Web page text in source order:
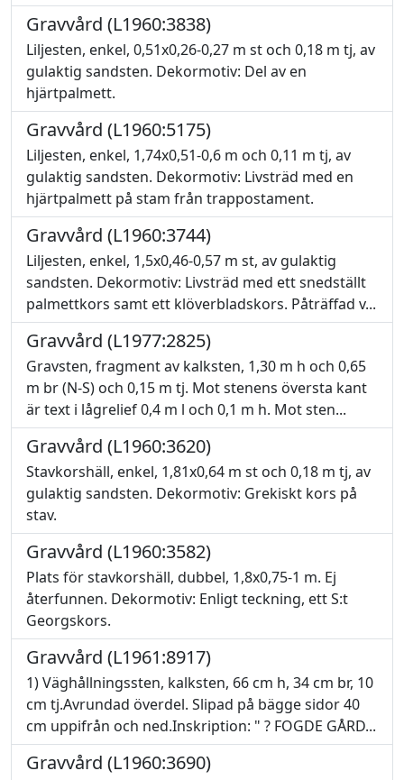
Gravvård (L1960:3838)
Liljesten, enkel, 0,51x0,26-0,27 m st och 0,18 m tj, av
gulaktig sandsten. Dekormotiv: Del av en
hjärtpalmett.
Gravvård (L1960:5175)
Liljesten, enkel, 1,74x0,51-0,6 m och 0,11 m tj, av
gulaktig sandsten. Dekormotiv: Livsträd med en
hjärtpalmett på stam från trappostament.
Gravvård (L1960:3744)
Liljesten, enkel, 1,5x0,46-0,57 m st, av gulaktig
sandsten. Dekormotiv: Livsträd med ett snedställt
palmettkors samt ett klöverbladskors. Påträffad v...
Gravvård (L1977:2825)
Gravsten, fragment av kalksten, 1,30 m h och 0,65
m br (N-S) och 0,15 m tj. Mot stenens översta kant
är text i lågrelief 0,4 m l och 0,1 m h. Mot sten...
Gravvård (L1960:3620)
Stavkorshäll, enkel, 1,81x0,64 m st och 0,18 m tj, av
gulaktig sandsten. Dekormotiv: Grekiskt kors på
stav.
Gravvård (L1960:3582)
Plats för stavkorshäll, dubbel, 1,8x0,75-1 m. Ej
återfunnen. Dekormotiv: Enligt teckning, ett S:t
Georgskors.
Gravvård (L1961:8917)
1) Väghållningssten, kalksten, 66 cm h, 34 cm br, 10
cm tj.Avrundad överdel. Slipad på bägge sidor 40
cm uppifrån och ned.Inskription: " ? FOGDE GÅRD...
Gravvård (L1960:3690)